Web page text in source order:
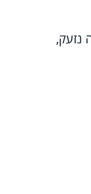
נזעק,